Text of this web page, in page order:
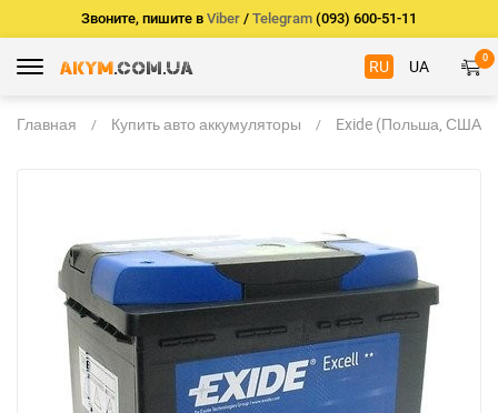
Звоните, пишите в Viber / Telegram (093) 600-51-11
RU UA 0
Главная Купить авто аккумуляторы Exide (Польша, США)